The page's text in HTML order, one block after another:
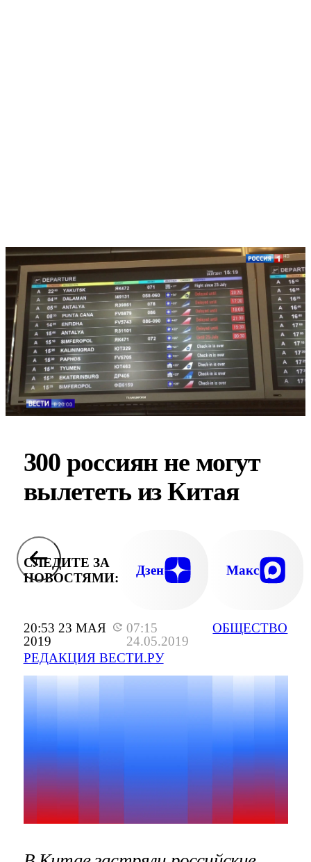
20:53 23 МАЯ
2019
07:15
24.05.2019
РЕДАКЦИЯ ВЕСТИ.РУ
ОБЩЕСТВО
300 россиян не могут
вылететь из Китая
СЛЕДИТЕ ЗА
НОВОСТЯМИ:
Дзен Макс